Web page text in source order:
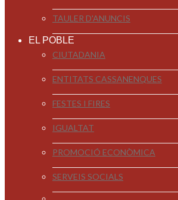
TAULER D'ANUNCIS
EL POBLE
CIUTADANIA
ENTITATS CASSANENQUES
FESTES I FIRES
IGUALTAT
PROMOCIÓ ECONÒMICA
SERVEIS SOCIALS